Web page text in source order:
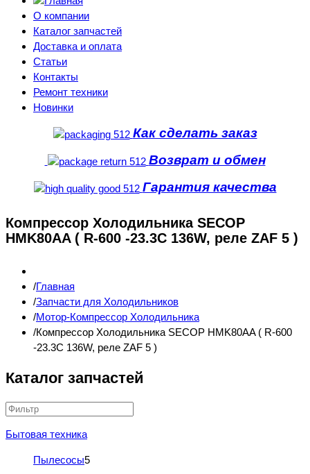
О компании
Каталог запчастей
Доставка и оплата
Статьи
Контакты
Ремонт техники
Новинки
Как сделать заказ
Возврат и обмен
Гарантия качества
Компрессор Холодильника SECOP
HMK80AA ( R-600 -23.3C 136W, реле ZAF 5 )
Главная
Запчасти для Холодильников
Мотор-Компрессор Холодильника
Компрессор Холодильника SECOP HMK80AA ( R-600
-23.3C 136W, реле ZAF 5 )
Каталог запчастей
Бытовая техника
Пылесосы5